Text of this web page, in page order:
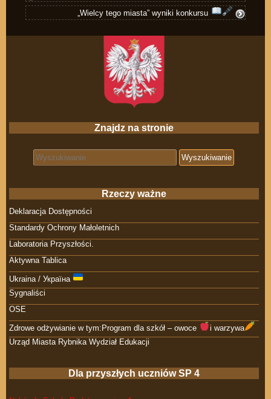
„Wielcy tego miasta” wyniki konkursu
Znajdz na stronie
Search for:
Rzeczy ważne
Deklaracja Dostępności
Standardy Ochrony Małoletnich
Laboratoria Przyszłości.
Aktywna Tablica
Ukraina / Україна
Sygnaliści
OSE
Zdrowe odżywianie w tym:Program dla szkół – owoce
i warzywa
Urząd Miasta Rybnika Wydział Edukacji
Dla przyszłych uczniów SP 4